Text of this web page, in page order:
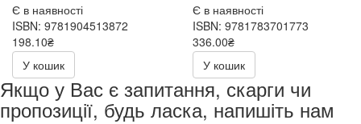
Є в наявності
ISBN: 9781904513872
198.10₴
283.00₴
У кошик
Є в наявності
ISBN: 9781783701773
336.00₴
У кошик
Якщо у Вас є запитання, скарги чи
пропозиції, будь ласка, напишіть нам